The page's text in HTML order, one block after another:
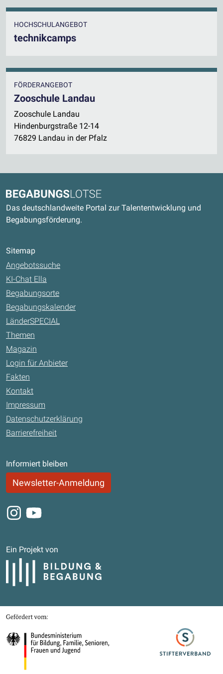
HOCHSCHULANGEBOT
technikcamps
FÖRDERANGEBOT
Zooschule Landau
Zooschule Landau
Hindenburgstraße 12-14
76829 Landau in der Pfalz
Begabungslotse
Das deutschlandweite Portal zur Talententwicklung und
Begabungsförderung.
Sitemap
Angebotssuche
KI-Chat Ella
Begabungsorte
Begabungskalender
LänderSPECIAL
Themen
Magazin
Login für Anbieter
Fakten
Kontakt
Impressum
Datenschutzerklärung
Barrierefreiheit
Informiert bleiben
Newsletter-Anmeldung
Instagram
Youtube
Ein Projekt von
Bildung und Begabung
Gefördert von
Bundesministerium für Bildung, Familie, Senioren, Frauen und Jugend
Stifterverband